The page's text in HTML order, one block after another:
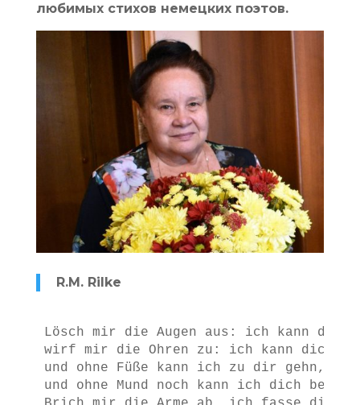
любимых стихов немецких поэтов.
R.M. Rilke
Lösch mir die Augen aus: ich kann dich
wirf mir die Ohren zu: ich kann dich
und ohne Füße kann ich zu dir gehn,
und ohne Mund noch kann ich dich